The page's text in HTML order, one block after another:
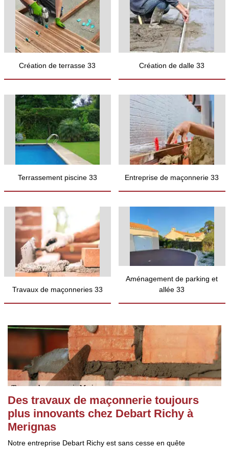
Création de terrasse 33 Création de dalle 33
Terrassement piscine 33 Entreprise de maçonnerie 33
Travaux de maçonneries 33
Aménagement de parking et
allée 33
Des travaux de maçonnerie toujours
plus innovants chez Debart Richy à
Merignas
Notre entreprise Debart Richy est sans cesse en quête